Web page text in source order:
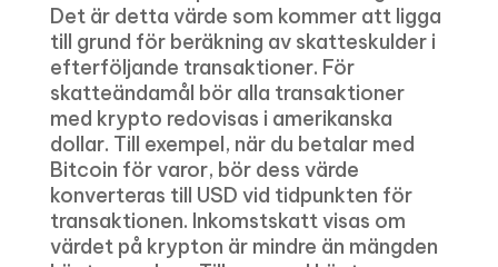
Det är detta värde som kommer att ligga
till grund för beräkning av skatteskulder i
efterföljande transaktioner. För
skatteändamål bör alla transaktioner
med krypto redovisas i amerikanska
dollar. Till exempel, när du betalar med
Bitcoin för varor, bör dess värde
konverteras till USD vid tidpunkten för
transaktionen. Inkomstskatt visas om
värdet på krypton är mindre än mängden